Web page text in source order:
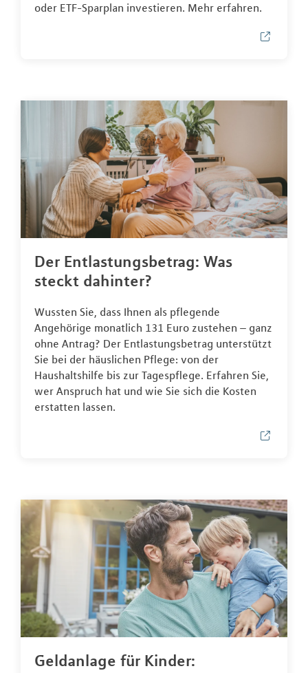
oder ETF-Sparplan investieren. Mehr erfahren.
Der Entlastungsbetrag: Was
steckt dahinter?
Wussten Sie, dass Ihnen als pflegende
Angehörige monatlich 131 Euro zustehen – ganz
ohne Antrag? Der Entlastungsbetrag unterstützt
Sie bei der häuslichen Pflege: von der
Haushaltshilfe bis zur Tagespflege. Erfahren Sie,
wer Anspruch hat und wie Sie sich die Kosten
erstatten lassen.
Geldanlage für Kinder: